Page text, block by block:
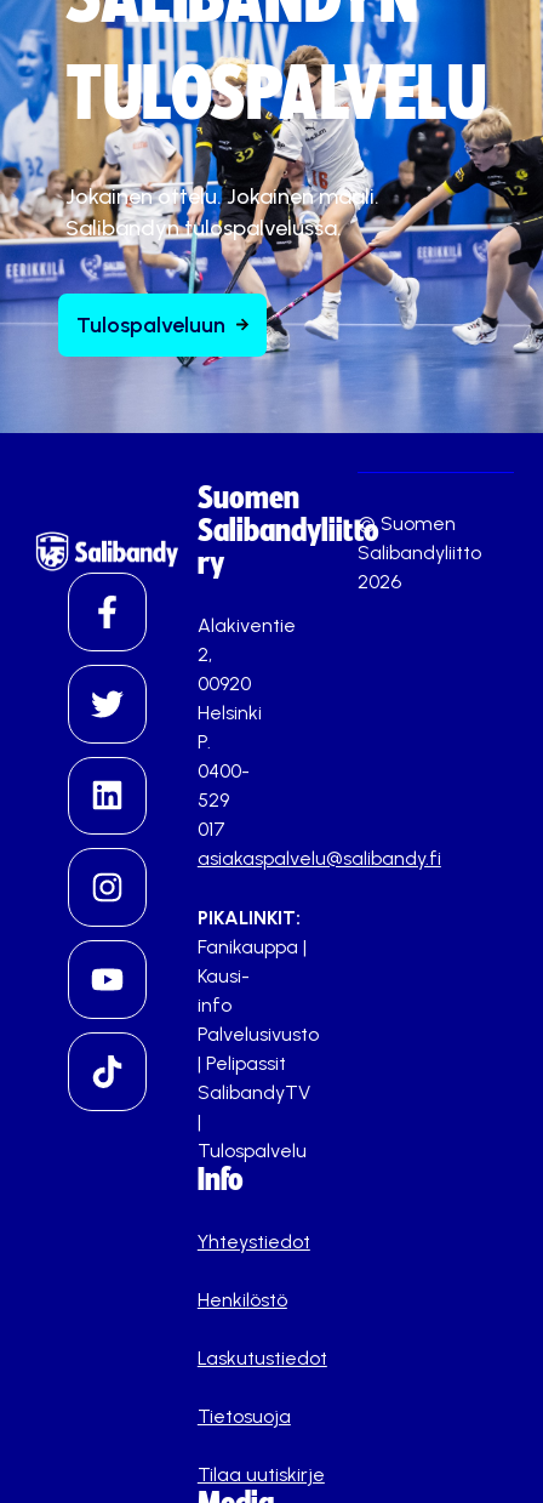
TULOSPALVELU
Jokainen ottelu. Jokainen maali.
Salibandyn tulospalvelussa.
Tulospalveluun
Suomen
Salibandyliitto
ry
Alakiventie
2,
00920
Helsinki
P.
0400-
529
017
asiakaspalvelu@salibandy.fi
PIKALINKIT:
Fanikauppa |
Kausi-
info
Palvelusivusto
| Pelipassit
SalibandyTV
|
Tulospalvelu
Info
Yhteystiedot
Henkilöstö
Laskutustiedot
Tietosuoja
Tilaa uutiskirje
© Suomen
Salibandyliitto
2026